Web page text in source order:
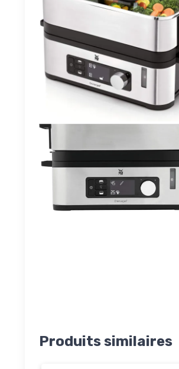
Produits similaires